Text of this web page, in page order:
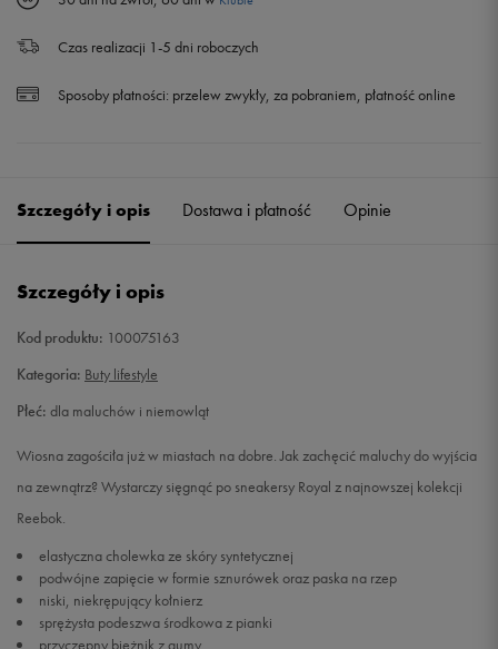
24 13,5 cm
26 15,5 cm
26,5 16 cm
Czas realizacji 1-5 dni roboczych
Sposoby płatności: przelew zwykły, za pobraniem, płatność online
Szczegóły i opis Dostawa i płatność Opinie
Szczegóły i opis
Kod produktu: 100075163
Kategoria: Buty lifestyle
Płeć: dla maluchów i niemowląt
Wiosna zagościła już w miastach na dobre. Jak zachęcić maluchy do wyjścia
na zewnątrz? Wystarczy sięgnąć po sneakersy Royal z najnowszej kolekcji
Reebok.
elastyczna cholewka ze skóry syntetycznej
podwójne zapięcie w formie sznurówek oraz paska na rzep
niski, niekrępujący kołnierz
sprężysta podeszwa środkowa z pianki
przyczepny bieżnik z gumy